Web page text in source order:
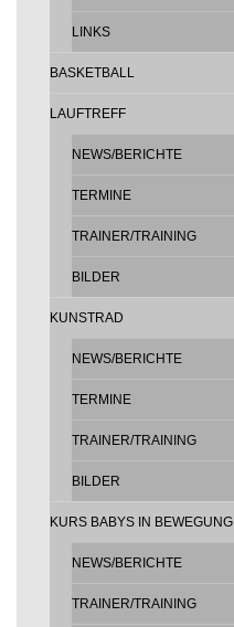
LINKS
BASKETBALL
LAUFTREFF
NEWS/BERICHTE
TERMINE
TRAINER/TRAINING
BILDER
KUNSTRAD
NEWS/BERICHTE
TERMINE
TRAINER/TRAINING
BILDER
KURS BABYS IN BEWEGUNG
NEWS/BERICHTE
TRAINER/TRAINING